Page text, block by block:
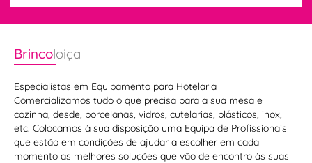
Brincoloiça
Especialistas em Equipamento para Hotelaria
Comercializamos tudo o que precisa para a sua mesa e
cozinha, desde, porcelanas, vidros, cutelarias, plásticos, inox,
etc. Colocamos à sua disposição uma Equipa de Profissionais
que estão em condições de ajudar a escolher em cada
momento as melhores soluções que vão de encontro às suas